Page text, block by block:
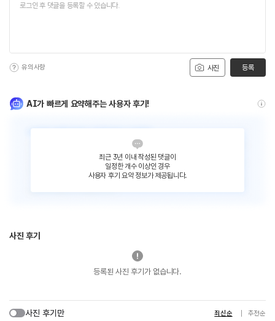
사진
유의사항 등록
AI가 빠르게 요약해주는 사용자 후기!
최근 3년 이내 작성된 댓글이
일정한 개수 이상인 경우
사용자 후기 요약 정보가 제공됩니다.
사진 후기
등록된 사진 후기가 없습니다.
사진 후기만 최신순 추천순